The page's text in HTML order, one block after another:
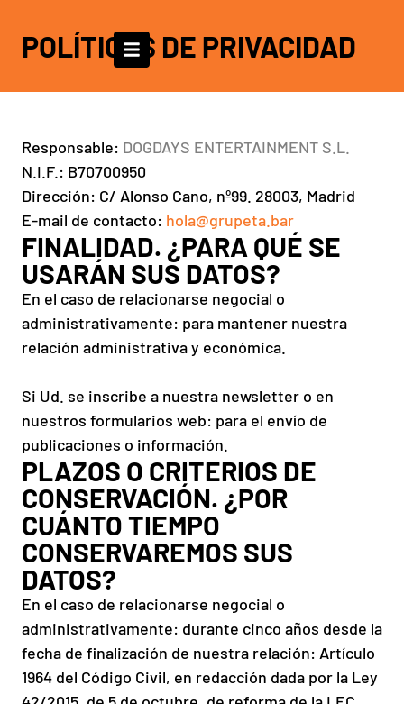
POLÍTICAS DE PRIVACIDAD
Responsable: DOGDAYS ENTERTAINMENT S.L.
N.I.F.: B70700950
Dirección: C/ Alonso Cano, nº99. 28003, Madrid
E-mail de contacto: hola@grupeta.bar
FINALIDAD. ¿PARA QUÉ SE
USARÁN SUS DATOS?
En el caso de relacionarse negocial o
administrativamente: para mantener nuestra
relación administrativa y económica.
Si Ud. se inscribe a nuestra newsletter o en
nuestros formularios web: para el envío de
publicaciones o información.
PLAZOS O CRITERIOS DE
CONSERVACIÓN. ¿POR
CUÁNTO TIEMPO
CONSERVAREMOS SUS
DATOS?
En el caso de relacionarse negocial o
administrativamente: durante cinco años desde la
fecha de finalización de nuestra relación: Artículo
1964 del Código Civil, en redacción dada por la Ley